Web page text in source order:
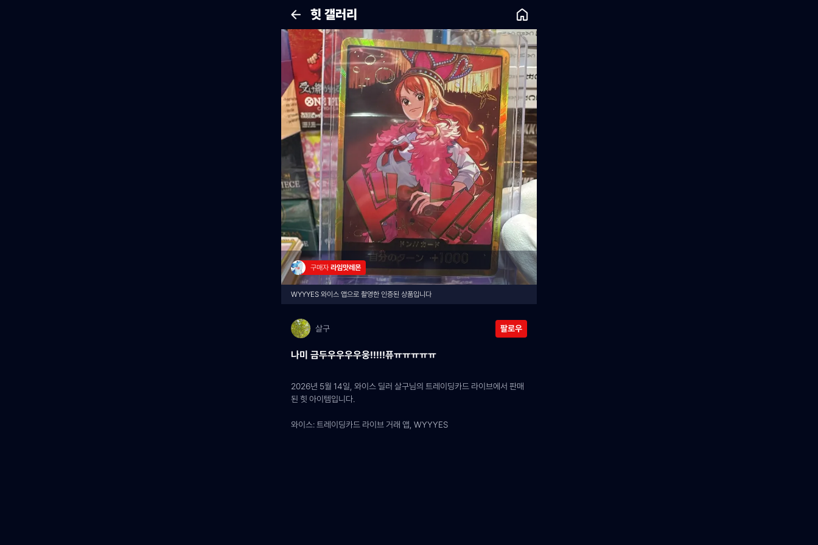
힛 갤러리
구매자 라임맛레몬
WYYYES 와이스 앱으로 촬영한 인증된 상품입니다
살구 팔로우
나미 금두우우우우웅!!!!!퓨ㅠㅠㅠㅠㅠ
2026년 5월 14일, 와이스 딜러 살구님의 트레이딩카드 라이브에서 판매
된 힛 아이템입니다.
와이스: 트레이딩카드 라이브 거래 앱, WYYYES